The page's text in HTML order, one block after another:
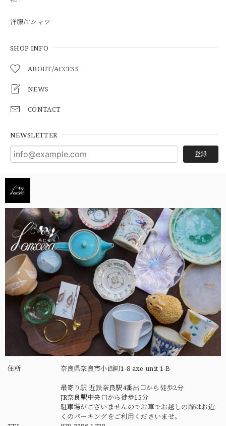
洋服/Tシャツ
SHOP INFO
ABOUT/ACCESS
NEWS
CONTACT
NEWSLETTER
登録
住所 奈良県奈良市小西町1-8 axe unit 1-B
最寄り駅 近鉄奈良駅4番出口から徒歩2分
JR奈良駅中央口から徒歩15分
駐車場がございませんのでお車でお越しの際はお近
くのパーキングをご利用くださいませ。